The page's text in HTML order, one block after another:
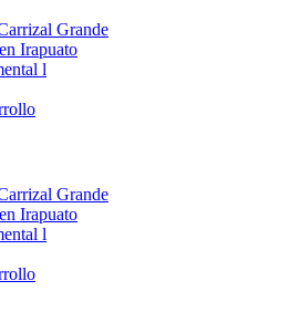
Grande
Irapuato
l
Grande
Irapuato
l